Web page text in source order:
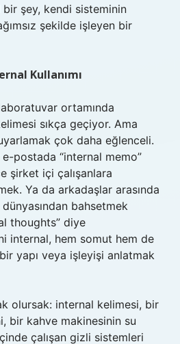
bir şey, kendi sisteminin
şekilde işleyen bir
Kullanımı
ortamında
sıkça geçiyor. Ama
çok daha eğlenceli.
postada “internal memo”
şirket içi çalışanlara
Ya da arkadaşlar arasında
bahsetmek
thoughts” diye
internal, hem somut hem de
yapı veya işleyişi anlatmak
olursak: internal kelimesi, bir
bir kahve makinesinin su
çalışan gizli sistemleri